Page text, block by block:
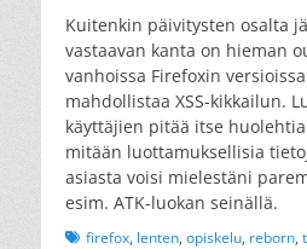
Kuitenkin päivitysten osalta
vastaavan kanta on hieman
vanhoissa Firefoxin
mahdollistaa XSS-kikkailun.
käyttäjien pitää itse
mitään luottamuksellisia
asiasta voisi mielestäni
esim. ATK-luokan seinällä.
Tagsfirefox, lenten, opiskelu, reborn,